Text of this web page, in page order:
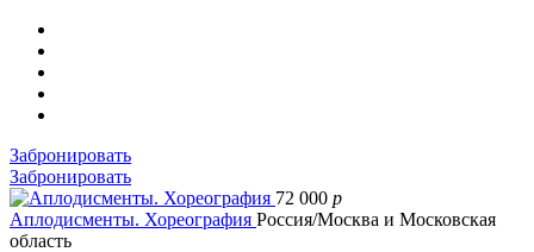
Забронировать
Забронировать
72 000 p
Аплодисменты. Хореография Россия/Москва и Московская
область